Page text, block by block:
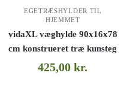
EGETRÆSHYLDER TIL
HJEMMET
vidaXL væghylde 90x16x78
cm konstrueret træ kunsteg
425,00kr.